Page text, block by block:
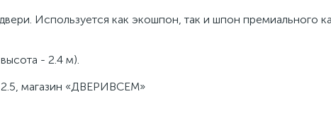
Используется как экошпон, так и шпон премиального
- 2.4 м).
2.5, магазин «ДВЕРИВСЕМ»